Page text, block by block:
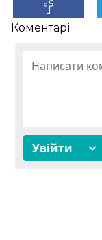
Коментарі